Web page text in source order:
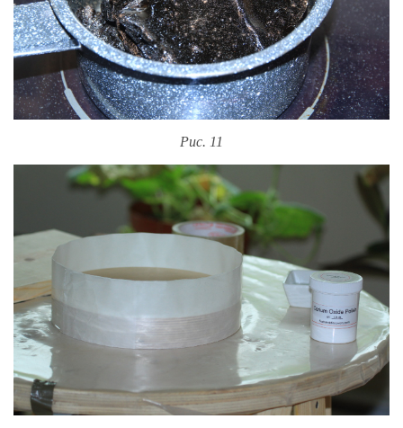
Рис. 11